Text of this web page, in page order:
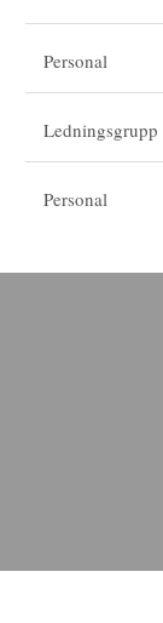
Personal
Ledningsgrupp
Personal